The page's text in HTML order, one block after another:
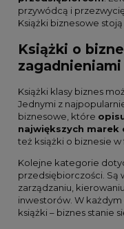
przywódcą i
Książki biznesowe
Książki o
Książki klasy biznes
Jednymi z
biznesowe, które
największych marek
też książki o biznesie
Kolejne kategorie
przedsiębiorczości. Są
zarządzaniu,
inwestorów. W
książki – biznes stanie